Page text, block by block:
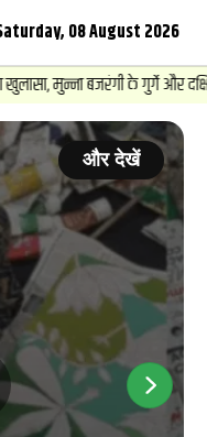
08 August 2026
के गुर्गे और दक्षिण भारतीय
और देखें